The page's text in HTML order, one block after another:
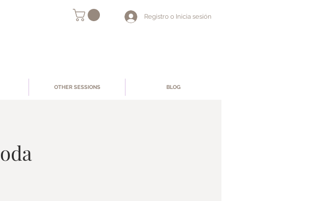
Registro o Inicia sesión
OTHER SESSIONS BLOG